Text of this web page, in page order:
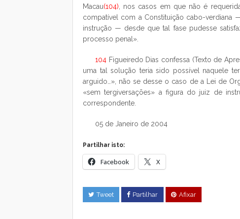
Macau(104) , nos casos em que não é
compatível com a Constituição cabo-
instrução — desde que tal fase pudesse
processo penal».
104 Figueiredo Dias confessa (Texto de
uma tal solução teria sido possível naquele
arguido…», não se desse o caso de a Lei de
«sem tergiversações» a figura do juiz de
correspondente.
05 de Janeiro de 2004
Partilhar isto:
Facebook X
Tweet Partilhar Afixar